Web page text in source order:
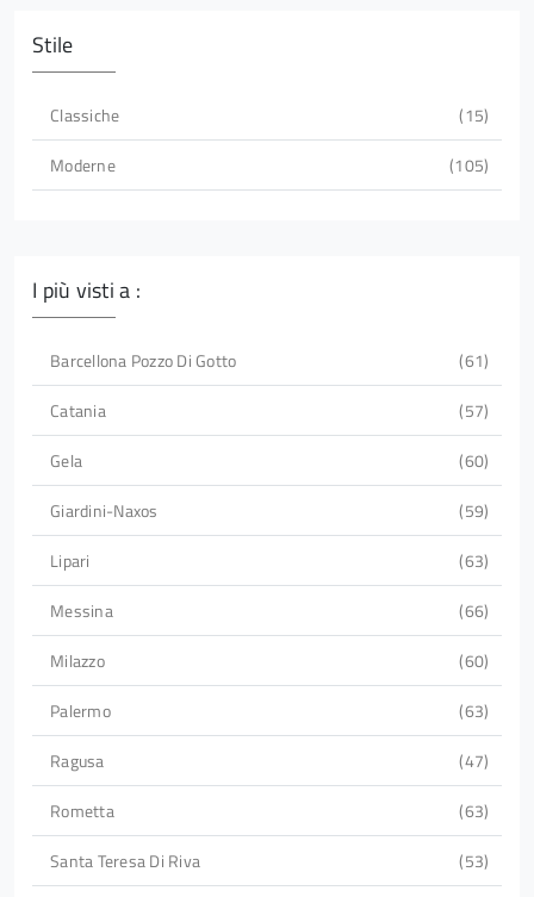
Stile
Classiche
15
Moderne
105
I più visti a :
Barcellona Pozzo Di Gotto
61
Catania
57
Gela
60
Giardini-Naxos
59
Lipari
63
Messina
66
Milazzo
60
Palermo
63
Ragusa
47
Rometta
63
Santa Teresa Di Riva
53